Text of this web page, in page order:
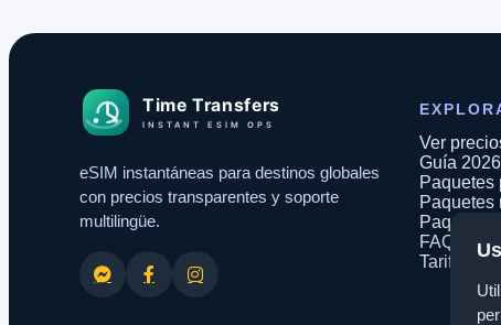
eSIM instantáneas para destinos globales
con precios transparentes y soporte
multilingüe.
Ver
Guía 2026
Paquetes
Paquetes
Paquetes
FAQ
Tarifas